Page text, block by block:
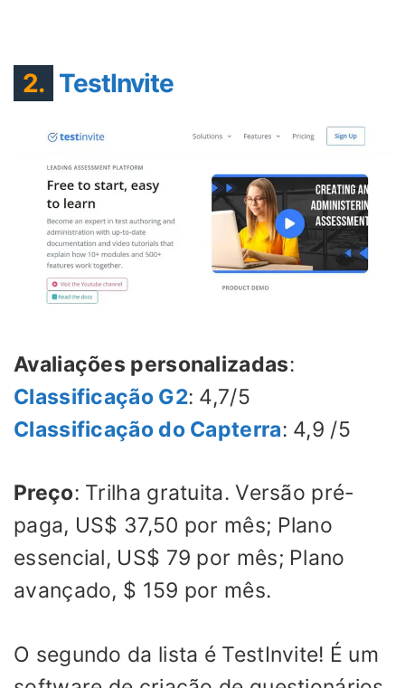
2. TestInvite
Avaliações personalizadas:
Classificação G2: 4,7/5
Classificação do Capterra: 4,9 /5
Preço: Trilha gratuita. Versão pré-
paga, US$ 37,50 por mês; Plano
essencial, US$ 79 por mês; Plano
avançado, $ 159 por mês.
O segundo da lista é TestInvite! É um